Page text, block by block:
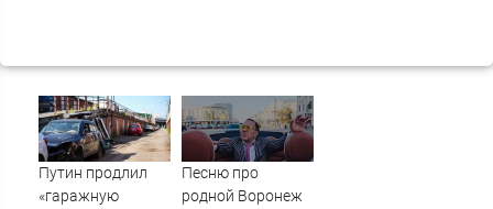
Путин продлил
«гаражную
Песню про
родной Воронеж